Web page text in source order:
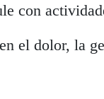
con
el dolor, la